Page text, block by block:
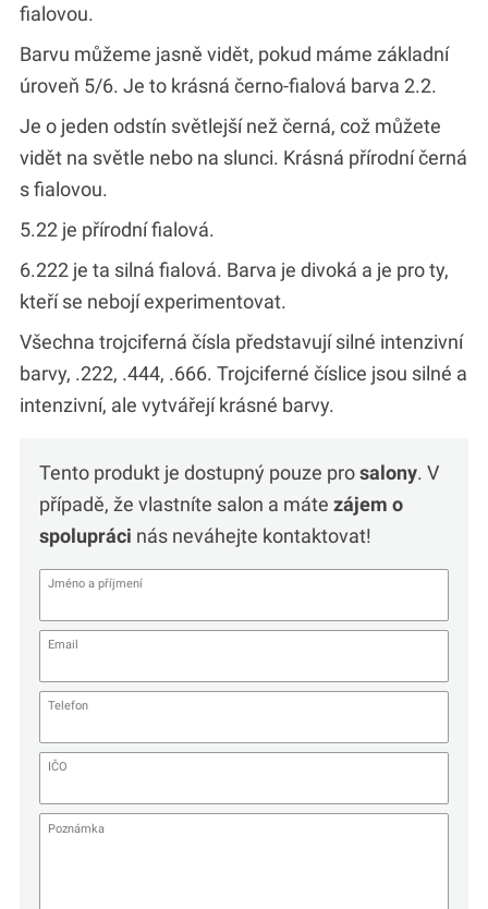
fialovou.
Barvu můžeme jasně vidět, pokud máme základní
úroveň 5/6. Je to krásná černo-fialová barva 2.2.
Je o jeden odstín světlejší než černá, což můžete
vidět na světle nebo na slunci. Krásná přírodní černá
s fialovou.
5.22 je přírodní fialová.
6.222 je ta silná fialová. Barva je divoká a je pro ty,
kteří se nebojí experimentovat.
Všechna trojciferná čísla představují silné intenzivní
barvy, .222, .444, .666. Trojciferné číslice jsou silné a
intenzivní, ale vytvářejí krásné barvy.
Tento produkt je dostupný pouze prosalony. V
případě, že vlastníte salon a máte zájem o
spolupráci nás neváhejte kontaktovat!